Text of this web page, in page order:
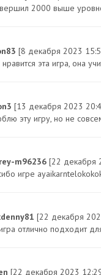
2000 выше
[8 декабря 2023
эта игра, она
[13 декабря 2023
эту игру, но не
m96236 [22 декабря
игре
[22 декабря
отлично подходит
[22 декабря 2023